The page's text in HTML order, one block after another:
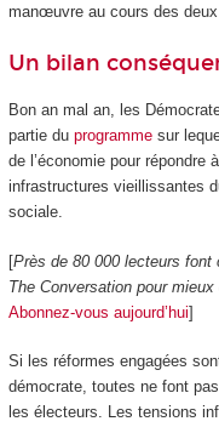
manœuvre au cours des deux
Un bilan
Bon an mal an, les
partie du programmesur
de l’économie pour répondre
infrastructures vieillissantes
sociale.
[Près de 80 000 lecteurs font
The Conversation pour
Abonnez-vous aujourd’hui]
Si les réformes engagées
démocrate, toutes ne font
les électeurs. Les tensions